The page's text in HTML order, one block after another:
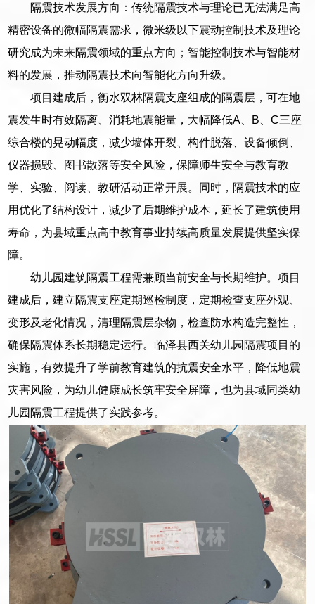
隔震技术发展方向：传统隔震技术与理论已无法满足高
精密设备的微幅隔震需求，微米级以下震动控制技术及理论
研究成为未来隔震领域的重点方向；智能控制技术与智能材
料的发展，推动隔震技术向智能化方向升级。
项目建成后，衡水双林隔震支座组成的隔震层，可在地
震发生时有效隔离、消耗地震能量，大幅降低A、B、C三座
综合楼的晃动幅度，减少墙体开裂、构件脱落、设备倾倒、
仪器损毁、图书散落等安全风险，保障师生安全与教育教
学、实验、阅读、教研活动正常开展。同时，隔震技术的应
用优化了结构设计，减少了后期维护成本，延长了建筑使用
寿命，为县域重点高中教育事业持续高质量发展提供坚实保
障。
幼儿园建筑隔震工程需兼顾当前安全与长期维护。项目
建成后，建立隔震支座定期巡检制度，定期检查支座外观、
变形及老化情况，清理隔震层杂物，检查防水构造完整性，
确保隔震体系长期稳定运行。临泽县西关幼儿园隔震项目的
实施，有效提升了学前教育建筑的抗震安全水平，降低地震
灾害风险，为幼儿健康成长筑牢安全屏障，也为县域同类幼
儿园隔震工程提供了实践参考。